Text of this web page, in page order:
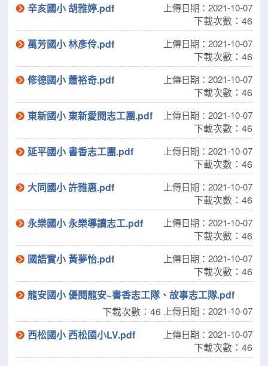
辛亥國小 胡雅婷.pdf 上傳日期：2021-10-07
下載次數：46
萬芳國小 林彥伶.pdf 上傳日期：2021-10-07
下載次數：46
修德國小 蕭裕奇.pdf 上傳日期：2021-10-07
下載次數：46
東新國小 東新愛閱志工團.pdf 上傳日期：2021-10-07
下載次數：46
延平國小 書香志工團.pdf 上傳日期：2021-10-07
下載次數：46
大同國小 許雅惠.pdf 上傳日期：2021-10-07
下載次數：46
永樂國小 永樂導讀志工.pdf 上傳日期：2021-10-07
下載次數：46
國語實小 黃夢怡.pdf 上傳日期：2021-10-07
下載次數：46
龍安國小 優閱龍安~書香志工隊、故事志工隊.pdf
上傳日期：2021-10-07
下載次數：46
西松國小 西松國小LV.pdf 上傳日期：2021-10-07
下載次數：46